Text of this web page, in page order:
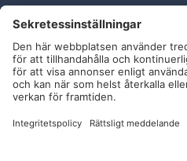
Leveransvillkor
Riktlinjer och åtaganden
Sociala medier